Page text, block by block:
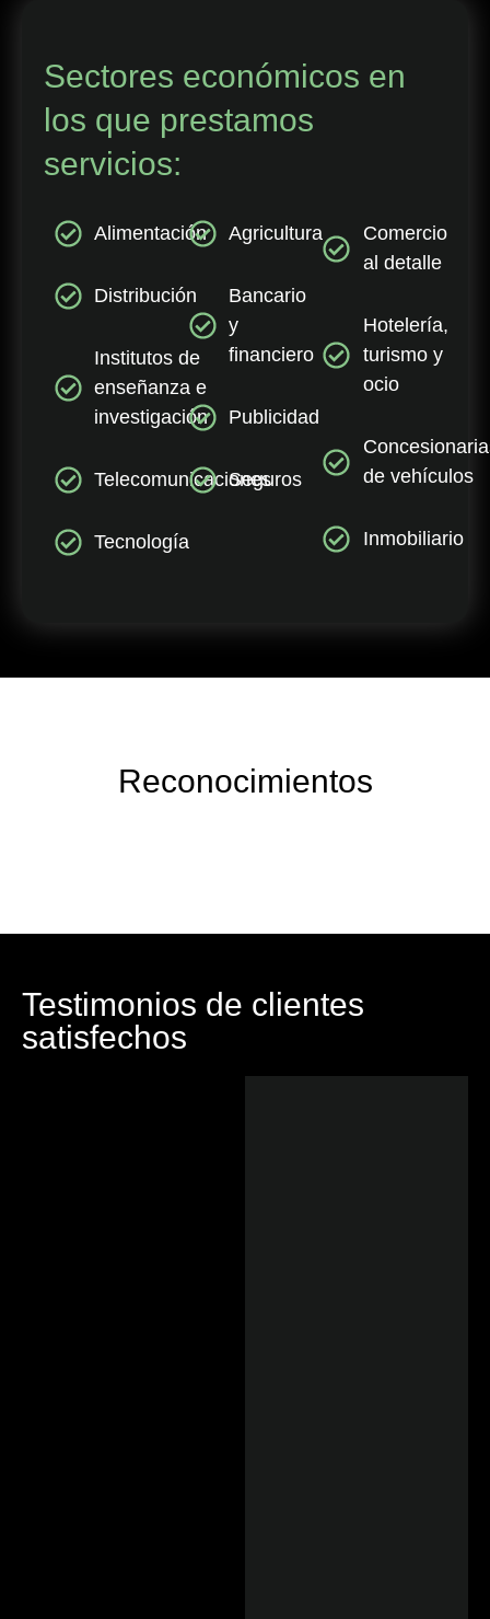
Sectores económicos en
los que prestamos
servicios:
Alimentación
Distribución
Institutos de
enseñanza e
investigación
Telecomunicaciones
Tecnología
Agricultura
Bancario
y
financiero
Publicidad
Seguros
Comercio
al detalle
Hotelería,
turismo y
ocio
de vehículos
Inmobiliario
Reconocimientos
Testimonios de clientes
satisfechos